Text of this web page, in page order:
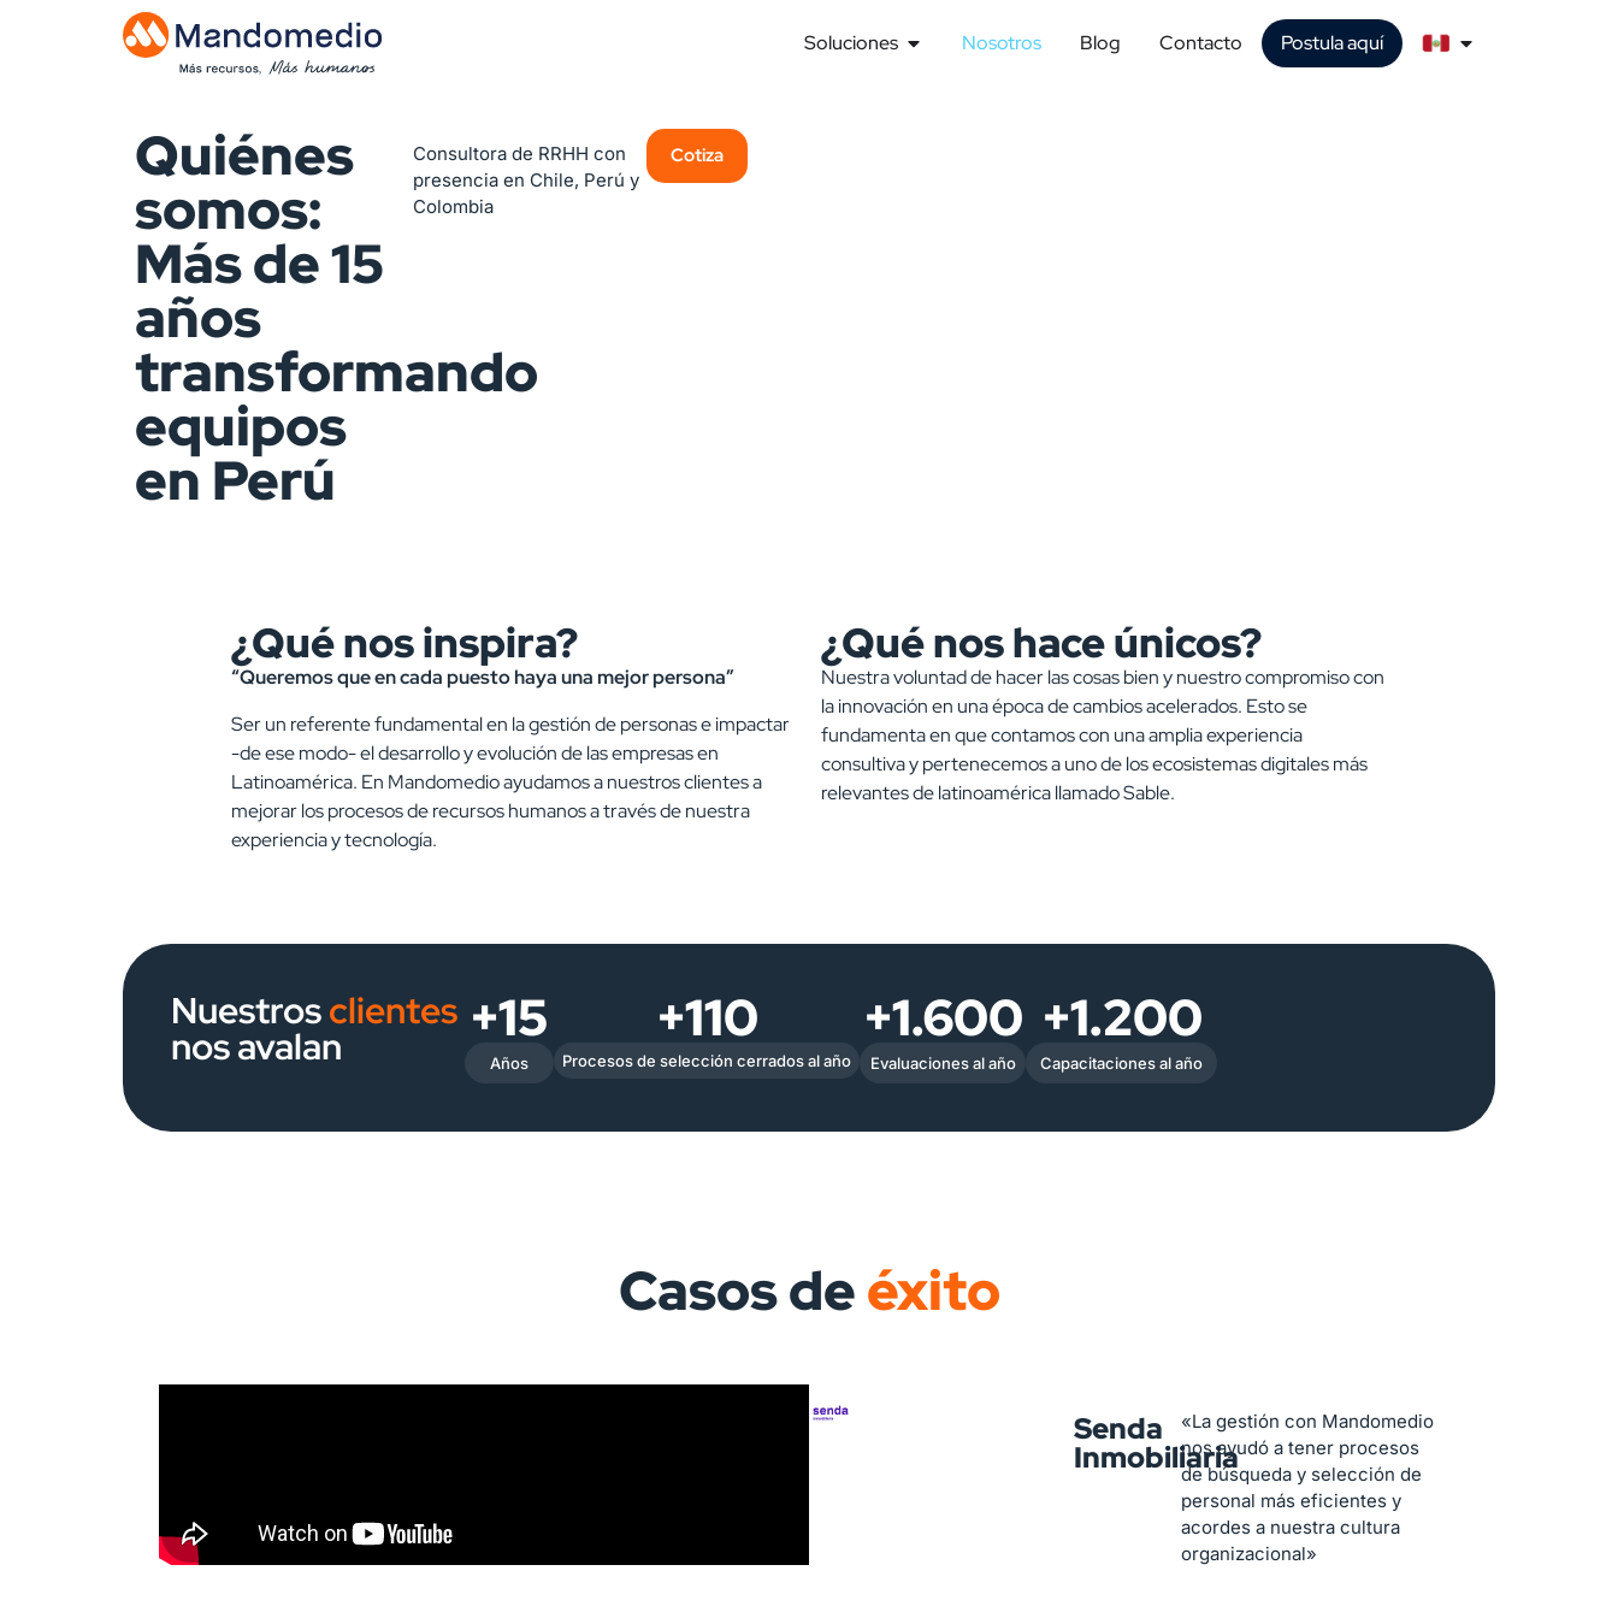
Soluciones Nosotros Blog Contacto Postula aquí
Quiénes
somos:
Más de 15
años
transformando
equipos
en Perú
Consultora de RRHH con
presencia en Chile, Perú y
Colombia
Cotiza
¿Qué nos inspira?
“Queremos que en cada puesto haya una mejor persona”
Ser un referente fundamental en la gestión de personas e impactar
-de ese modo- el desarrollo y evolución de las empresas en
Latinoamérica. En Mandomedio ayudamos a nuestros clientes a
mejorar los procesos de recursos humanos a través de nuestra
experiencia y tecnología.
¿Qué nos hace únicos?
Nuestra voluntad de hacer las cosas bien y nuestro compromiso con
la innovación en una época de cambios acelerados. Esto se
fundamenta en que contamos con una amplia experiencia
consultiva y pertenecemos a uno de los ecosistemas digitales más
relevantes de latinoamérica llamado Sable.
Nuestrosclientes
nos avalan +15
Años
+110
Procesos de selección cerrados al año
+1.600
Evaluaciones al año
+1.200
Capacitaciones al año
Casos deéxito
Senda
Inmobiliaria
«La gestión con Mandomedio
nos ayudó a tener procesos
de búsqueda y selección de
personal más eficientes y
acordes a nuestra cultura
organizacional»